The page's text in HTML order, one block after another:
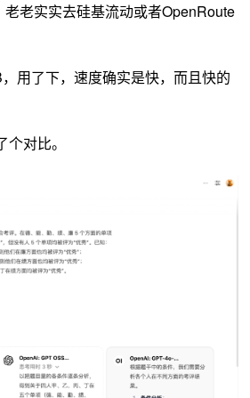
老实实去硅基流动或者OpenRoute
用了下，速度确实是快，而且快的
对比。